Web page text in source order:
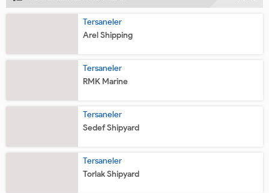
Tersaneler
Arel Shipping
Tersaneler
RMK Marine
Tersaneler
Sedef Shipyard
Tersaneler
Torlak Shipyard